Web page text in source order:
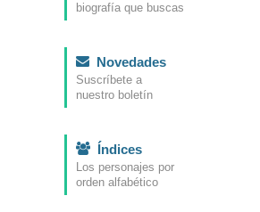
biografía que buscas
Novedades
Suscríbete a
nuestro boletín
Índices
Los personajes por
orden alfabético